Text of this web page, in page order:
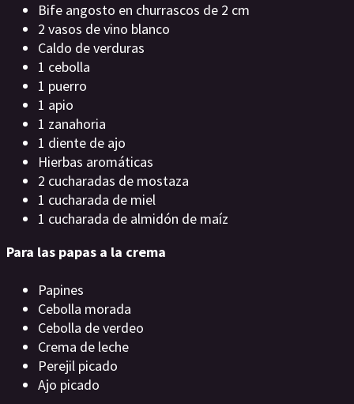
Bife angosto en churrascos de 2 cm
2 vasos de vino blanco
Caldo de verduras
1 cebolla
1 puerro
1 apio
1 zanahoria
1 diente de ajo
Hierbas aromáticas
2 cucharadas de mostaza
1 cucharada de miel
1 cucharada de almidón de maíz
Para las papas a la crema
Papines
Cebolla morada
Cebolla de verdeo
Crema de leche
Perejil picado
Ajo picado